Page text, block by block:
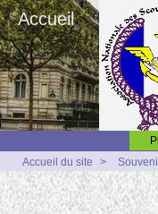
Accueil
Accueil du site
>